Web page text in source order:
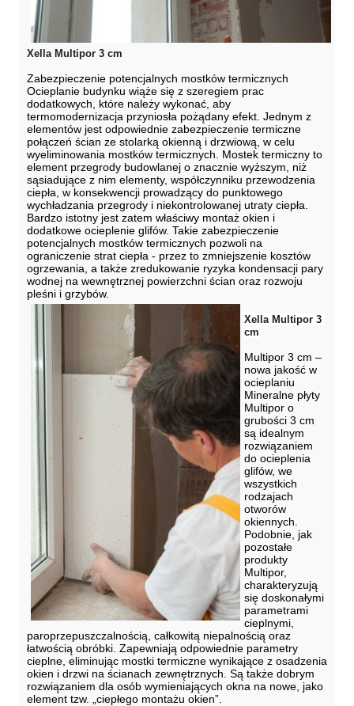
Xella Multipor 3 cm
Zabezpieczenie potencjalnych mostków termicznych
Ocieplanie budynku wiąże się z szeregiem prac
dodatkowych, które należy wykonać, aby
termomodernizacja przyniosła pożądany efekt. Jednym z
elementów jest odpowiednie zabezpieczenie termiczne
połączeń ścian ze stolarką okienną i drzwiową, w celu
wyeliminowania mostków termicznych. Mostek termiczny to
element przegrody budowlanej o znacznie wyższym, niż
sąsiadujące z nim elementy, współczynniku przewodzenia
ciepła, w konsekwencji prowadzący do punktowego
wychładzania przegrody i niekontrolowanej utraty ciepła.
Bardzo istotny jest zatem właściwy montaż okien i
dodatkowe ocieplenie glifów. Takie zabezpieczenie
potencjalnych mostków termicznych pozwoli na
ograniczenie strat ciepła - przez to zmniejszenie kosztów
ogrzewania, a także zredukowanie ryzyka kondensacji pary
wodnej na wewnętrznej powierzchni ścian oraz rozwoju
Xella Multipor 3
cm
Multipor 3 cm –
nowa jakość w
ocieplaniu
Mineralne płyty
Multipor o
grubości 3 cm
są idealnym
rozwiązaniem
do ocieplenia
glifów, we
wszystkich
rodzajach
otworów
okiennych.
Podobnie, jak
pozostałe
produkty
Multipor,
charakteryzują
się doskonałymi
parametrami
cieplnymi,
paroprzepuszczalnością, całkowitą niepalnością oraz
łatwością obróbki. Zapewniają odpowiednie parametry
cieplne, eliminując mostki termiczne wynikające z osadzenia
okien i drzwi na ścianach zewnętrznych. Są także dobrym
rozwiązaniem dla osób wymieniających okna na nowe, jako
element tzw. „ciepłego montażu okien”.